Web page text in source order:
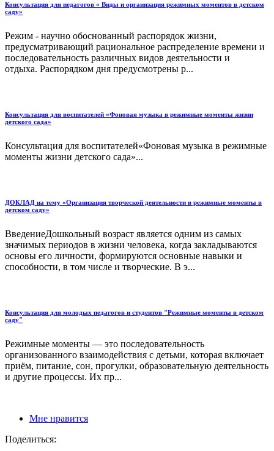
Консультация для педагогов « Виды и организация режимных моментов в детском
саду»
Режим - научно обоснованный распорядок жизни,
предусматривающий рациональное распределение времени и
последовательность различных видов деятельности и
отдыха. Распорядком дня предусмотрены р...
Консультация для воспитателей «Фоновая музыка в режимные моменты жизни
детского сада»
Консультация для воспитателей«Фоновая музыка в режимные
моменты жизни детского сада»...
ДОКЛАД на тему «Организация творческой деятельности в режимные моменты в
детском саду»
ВведениеДошкольный возраст является одним из самых
значимых периодов в жизни человека, когда закладываются
основы его личности, формируются основные навыки и
способности, в том числе и творческие. В э...
Консультация для молодых педагогов и студентов "Режимные моменты в детском
саду"
Режимные моменты — это последовательность
организованного взаимодействия с детьми, которая включает
приём, питание, сон, прогулки, образовательную деятельность
и другие процессы. Их пр...
Мне нравится
Поделиться: